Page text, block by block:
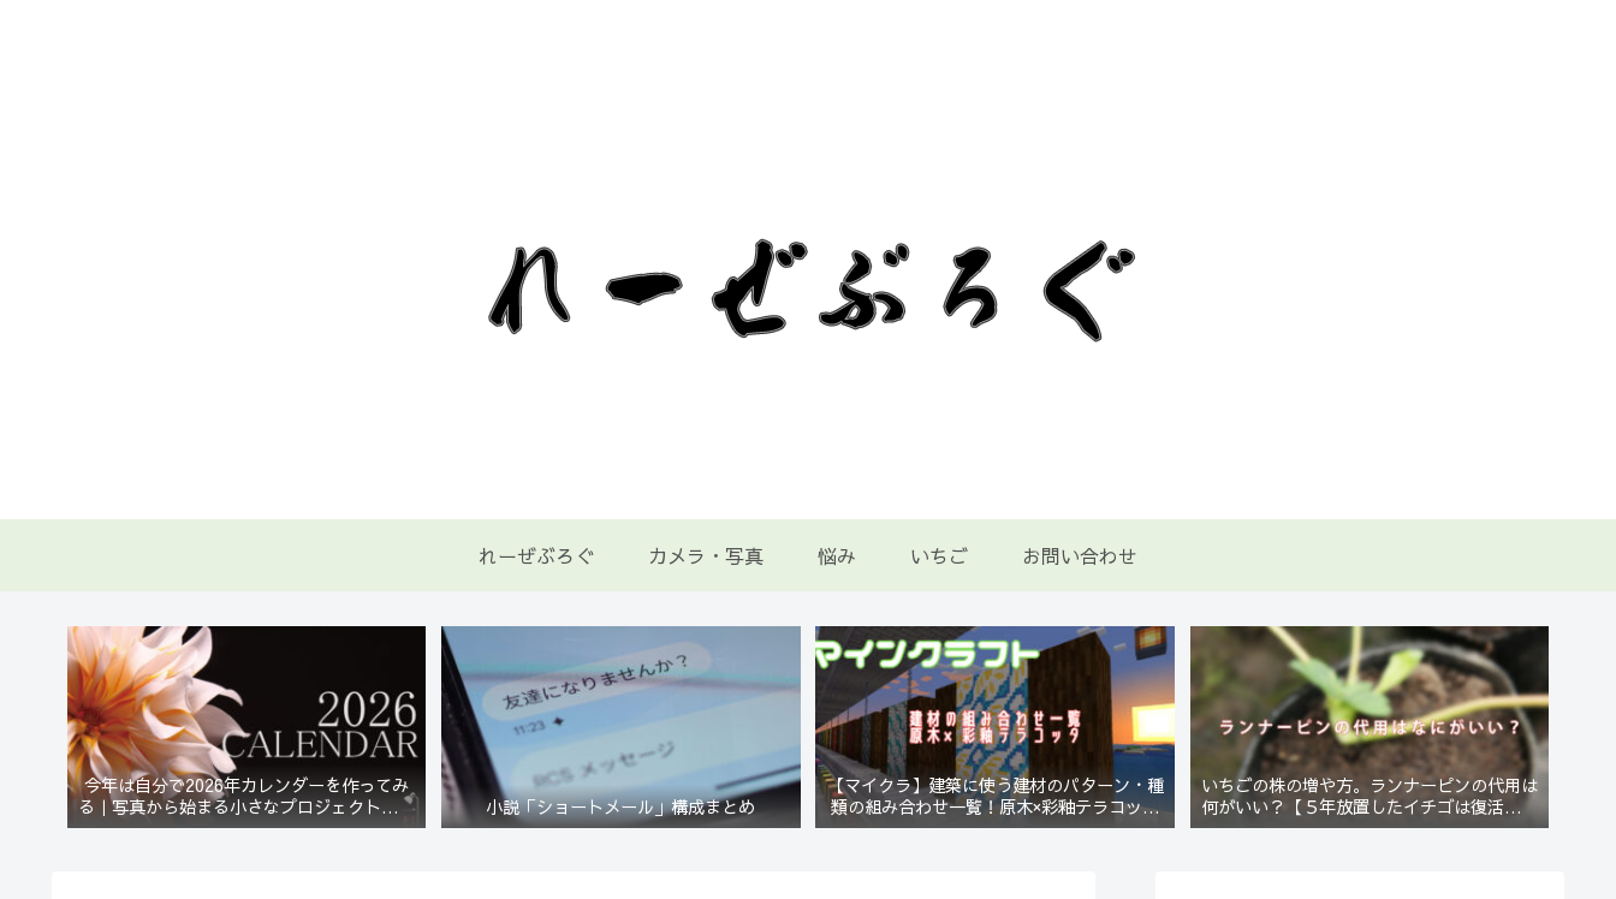
れーぜぶろぐ カメラ・写真 悩み いちご お問い合わせ
今年は自分で2026年カレンダーを作ってみ
る｜写真から始まる小さなプロジェクト【一
灯花】
小説「ショートメール」構成まとめ
【マイクラ】建築に使う建材のパターン・種
類の組み合わせ一覧！原木×彩釉テラコッタ
編【Minecraft】
いちごの株の増や方。ランナーピンの代用は
何がいい？【５年放置したイチゴは復活する
のか？(10)】